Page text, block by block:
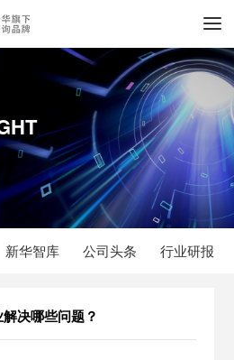
新华智库 公司头条 行业研报
决哪些问题？